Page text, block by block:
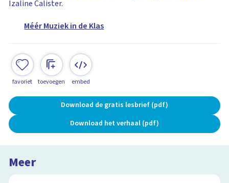
Izaline Calister.
Méér Muziek in de Klas
favoriet toevoegen embed
Download de gratis lesbrief (pdf)
Download het verhaal (pdf)
Meer